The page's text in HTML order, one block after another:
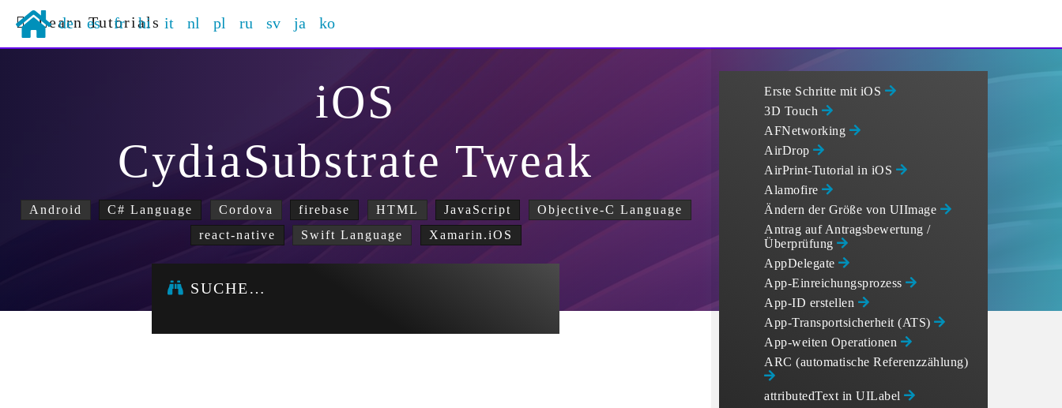
Learn Tutorials
de es fr hi it nl pl ru sv ja ko
iOS
CydiaSubstrate Tweak
Android C# Language Cordova firebase HTML JavaScript
Objective-C Language
react-native
Swift Language Xamarin.iOS
SUCHE…
Erste Schritte mit iOS
3D Touch
AFNetworking
AirDrop
AirPrint-Tutorial in iOS
Alamofire
Ändern der Größe von UIImage
Antrag auf Antragsbewertung /
Überprüfung
AppDelegate
App-Einreichungsprozess
App-ID erstellen
App-Transportsicherheit (ATS)
App-weiten Operationen
ARC (automatische Referenzzählung)
attributedText in UILabel